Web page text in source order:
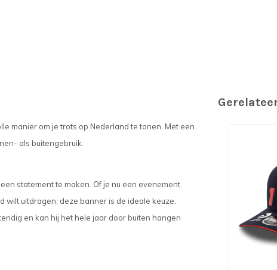
manier om je trots op Nederland te tonen. Met een
als buitengebruik.
statement te maken. Of je nu een evenement
uitdragen, deze banner is de ideale keuze.
en kan hij het hele jaar door buiten hangen